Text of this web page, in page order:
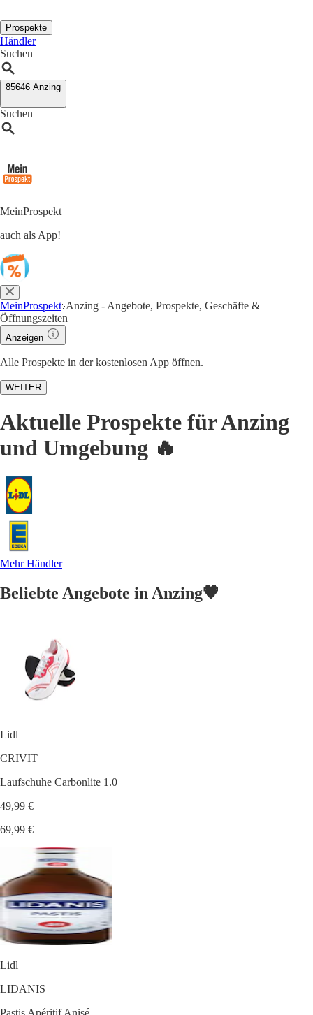
Prospekte
Händler
Suchen
85646 Anzing
Suchen
MeinProspekt
auch als App!
MeinProspekt Anzing - Angebote, Prospekte, Geschäfte &
Öffnungszeiten
Anzeigen
Alle Prospekte in der kostenlosen App öffnen.
WEITER
Aktuelle Prospekte für Anzing
und Umgebung 🔥
Mehr Händler
Beliebte Angebote in Anzing🧡
Lidl
CRIVIT
Laufschuhe Carbonlite 1.0
49,99 €
69,99 €
Lidl
LIDANIS
Pastis Apéritif Anisé